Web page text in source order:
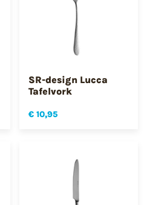
SR-design Lucca
Tafelvork
€ 10,95